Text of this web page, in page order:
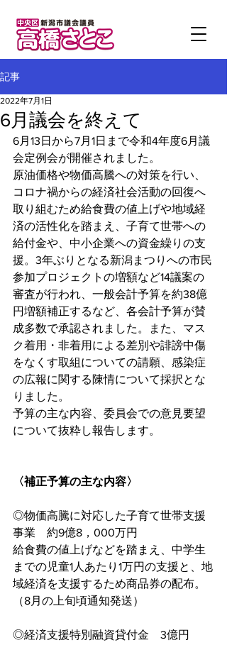
記事
6月議会を終えて
2022年7月1日
6月13日から7月1日まで令和4年度6月議
会定例会が開催されました。
原油価格や物価高騰への対策を行い、
コロナ禍からの経済社会活動の回復へ
取り組むため給食費の値上げや地域経
済の活性化を踏まえ、子育て世帯への
給付金や、中小企業への資金繰りの支
援。3年ぶりとなる新潟まつりへの市民
参加プロジェクトの増額など14議案の
審査が行われ、一般会計予算を約38億
円増額補正するなど、各会計予算が賛
成多数で承認されました。また、マス
ク着用・非着用による差別や誹謗中傷
をなくす取組についての請願、感染症
の広報に関する陳情について採択とな
りました。
予算の主な内容、委員会での意見要望
について抜粋し報告します。
〈補正予算の主な内容〉
◎物価高騰に対応した子育て世帯支援
事業　約9億8，000万円
給食費の値上げなどを踏まえ、中学生
までの児童1人あたり1万円の支援と、地
域経済を支援するため商品券の配布。
（8月の上旬頃通知発送）
◎経済支援特別融資貸付金　3億円